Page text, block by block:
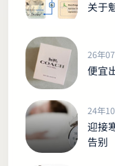
关于
26年
便宜
24年
迎接
告别